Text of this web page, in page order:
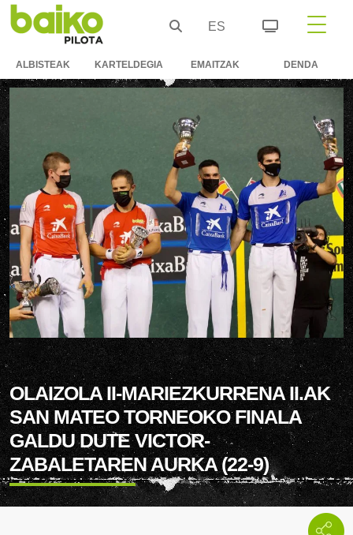
ES
ALBISTEAK KARTELDEGIA EMAITZAK DENDA
OLAIZOLA II-MARIEZKURRENA II.AK
SAN MATEO TORNEOKO FINALA
GALDU DUTE VICTOR-
ZABALETAREN AURKA (22-9)